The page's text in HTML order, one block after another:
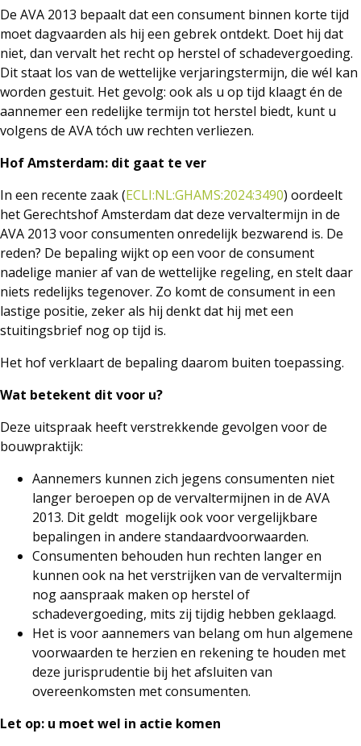
De AVA 2013 bepaalt dat een consument binnen korte tijd
moet dagvaarden als hij een gebrek ontdekt. Doet hij dat
niet, dan vervalt het recht op herstel of schadevergoeding.
Dit staat los van de wettelijke verjaringstermijn, die wél kan
worden gestuit. Het gevolg: ook als u op tijd klaagt én de
aannemer een redelijke termijn tot herstel biedt, kunt u
volgens de AVA tóch uw rechten verliezen.
Hof Amsterdam: dit gaat te ver
In een recente zaak (ECLI:NL:GHAMS:2024:3490) oordeelt
het Gerechtshof Amsterdam dat deze vervaltermijn in de
AVA 2013 voor consumenten onredelijk bezwarend is. De
reden? De bepaling wijkt op een voor de consument
nadelige manier af van de wettelijke regeling, en stelt daar
niets redelijks tegenover. Zo komt de consument in een
lastige positie, zeker als hij denkt dat hij met een
stuitingsbrief nog op tijd is.
Het hof verklaart de bepaling daarom buiten toepassing.
Wat betekent dit voor u?
Deze uitspraak heeft verstrekkende gevolgen voor de
bouwpraktijk:
Aannemers kunnen zich jegens consumenten niet
langer beroepen op de vervaltermijnen in de AVA
2013. Dit geldt mogelijk ook voor vergelijkbare
bepalingen in andere standaardvoorwaarden.
Consumenten behouden hun rechten langer en
kunnen ook na het verstrijken van de vervaltermijn
nog aanspraak maken op herstel of
schadevergoeding, mits zij tijdig hebben geklaagd.
Het is voor aannemers van belang om hun algemene
voorwaarden te herzien en rekening te houden met
deze jurisprudentie bij het afsluiten van
overeenkomsten met consumenten.
Let op: u moet wel in actie komen